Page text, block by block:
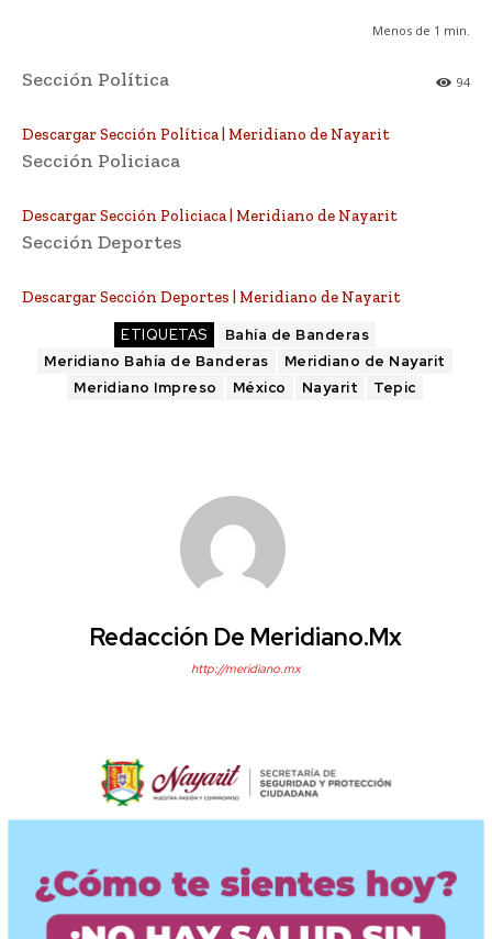
Menos de 1 min.
94
Sección Política
Descargar Sección Política | Meridiano de Nayarit
Sección Policiaca
Descargar Sección Policiaca | Meridiano de Nayarit
Sección Deportes
Descargar Sección Deportes | Meridiano de Nayarit
ETIQUETAS
Bahía de Banderas
Meridiano Bahía de Banderas
Meridiano de Nayarit
Meridiano Impreso
México Nayarit Tepic
Redacción De Meridiano.mx
http://meridiano.mx